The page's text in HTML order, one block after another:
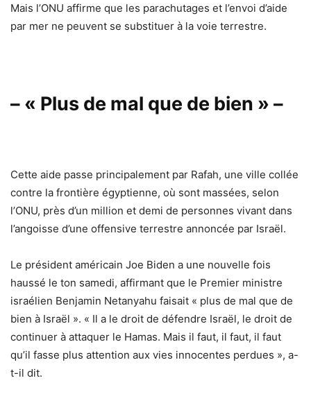
Mais l’ONU affirme que les parachutages et l’envoi d’aide
par mer ne peuvent se substituer à la voie terrestre.
– « Plus de mal que de bien » –
Cette aide passe principalement par Rafah, une ville collée
contre la frontière égyptienne, où sont massées, selon
l’ONU, près d’un million et demi de personnes vivant dans
l’angoisse d’une offensive terrestre annoncée par Israël.
Le président américain Joe Biden a une nouvelle fois
haussé le ton samedi, affirmant que le Premier ministre
israélien Benjamin Netanyahu faisait « plus de mal que de
bien à Israël ». « Il a le droit de défendre Israël, le droit de
continuer à attaquer le Hamas. Mais il faut, il faut, il faut
qu’il fasse plus attention aux vies innocentes perdues », a-
t-il dit.